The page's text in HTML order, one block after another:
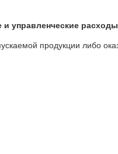
и управленческие
продукции либо